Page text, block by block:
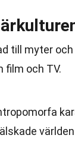
till myter
film och TV.